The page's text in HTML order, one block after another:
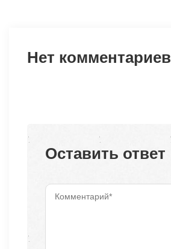
Нет комментариев
Оставить ответ